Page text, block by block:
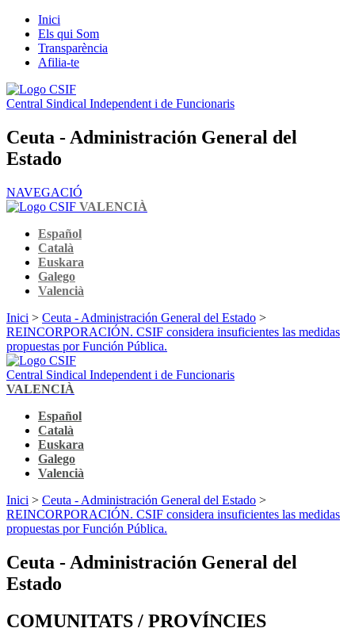
Inici
Els qui Som
Transparència
Afilia-te
Central Sindical Independent i de Funcionaris
Ceuta - Administración General del
Estado
NAVEGACIÓ
VALENCIÀ
Español
Català
Euskara
Galego
Valencià
Inici > Ceuta - Administración General del Estado >
REINCORPORACIÓN. CSIF considera insuficientes las medidas
propuestas por Función Pública.
Central Sindical Independent i de Funcionaris
VALENCIÀ
Español
Català
Euskara
Galego
Valencià
Inici > Ceuta - Administración General del Estado >
REINCORPORACIÓN. CSIF considera insuficientes las medidas
propuestas por Función Pública.
Ceuta - Administración General del
Estado
COMUNITATS / PROVÍNCIES